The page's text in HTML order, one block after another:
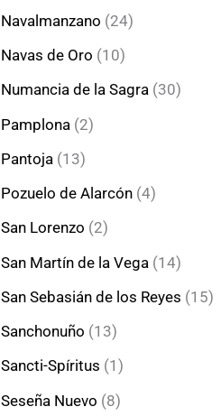
Navalmanzano (24)
Navas de Oro (10)
Numancia de la Sagra (30)
Pamplona (2)
Pantoja (13)
Pozuelo de Alarcón (4)
San Lorenzo (2)
San Martín de la Vega (14)
San Sebasián de los Reyes (15)
Sanchonuño (13)
Sancti-Spíritus (1)
Seseña Nuevo (8)